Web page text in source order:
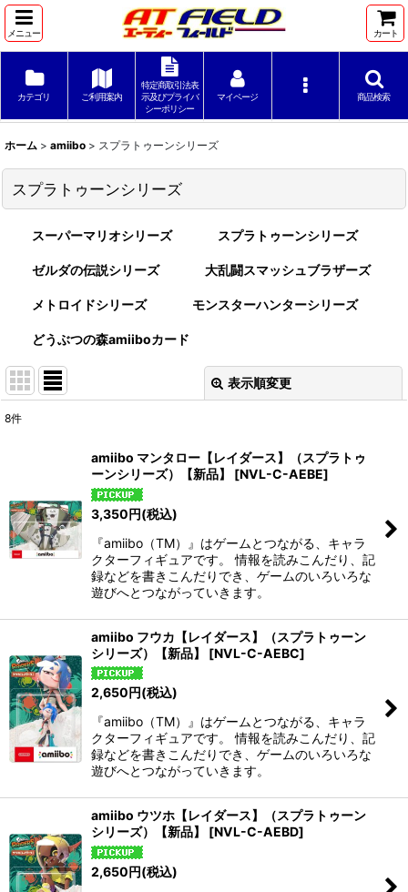
メニュー カート
カテゴリ ご利用案内
特定商取引法表
示及びプライバ
シーポリシー
マイページ 商品検索
ホーム > amiibo > スプラトゥーンシリーズ
スプラトゥーンシリーズ
スーパーマリオシリーズ スプラトゥーンシリーズ
ゼルダの伝説シリーズ 大乱闘スマッシュブラザーズ
メトロイドシリーズ モンスターハンターシリーズ
どうぶつの森amiiboカード
表示順変更
8件
amiibo マンタロー【レイダース】（スプラトゥ
ーンシリーズ）【新品】
[NVL-C-AEBE]
3,350円(税込)
『amiibo（TM）』はゲームとつながる、キャラ
クターフィギュアです。 情報を読みこんだり、記
録などを書きこんだりでき、ゲームのいろいろな
遊びへとつながっていきます。
amiibo フウカ【レイダース】（スプラトゥーン
シリーズ）【新品】
[NVL-C-AEBC]
2,650円(税込)
『amiibo（TM）』はゲームとつながる、キャラ
クターフィギュアです。 情報を読みこんだり、記
録などを書きこんだりでき、ゲームのいろいろな
遊びへとつながっていきます。
amiibo ウツホ【レイダース】（スプラトゥーン
シリーズ）【新品】
[NVL-C-AEBD]
2,650円(税込)